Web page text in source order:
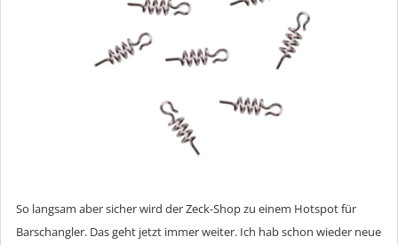
So langsam aber sicher wird der Zeck-Shop zu einem Hotspot für
Barschangler. Das geht jetzt immer weiter. Ich hab schon wieder neue